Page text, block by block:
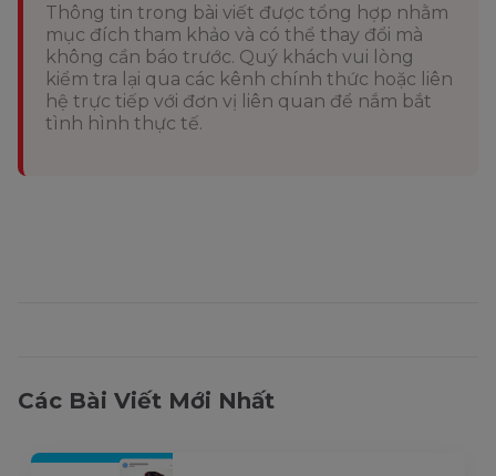
Thông tin trong bài viết được tổng hợp nhằm
mục đích tham khảo và có thể thay đổi mà
không cần báo trước. Quý khách vui lòng
kiểm tra lại qua các kênh chính thức hoặc liên
hệ trực tiếp với đơn vị liên quan để nắm bắt
tình hình thực tế.
Các Bài Viết Mới Nhất